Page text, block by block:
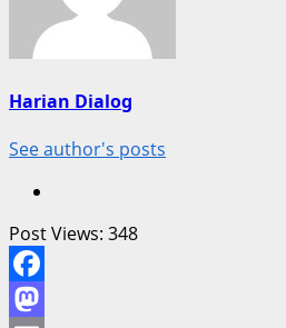
Harian Dialog
See author's posts
Post Views: 348
Facebook